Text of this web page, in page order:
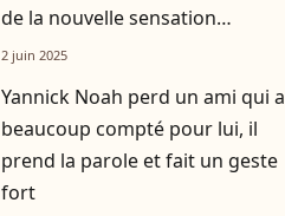
de la nouvelle sensation
française de Roland-Garros !
2 juin 2025
Yannick Noah perd un ami qui a
beaucoup compté pour lui, il
prend la parole et fait un geste
fort